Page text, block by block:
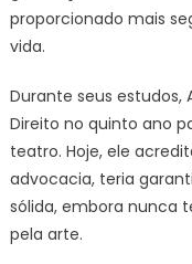
proporcionado mais
vida.
Durante seus estudos,
Direito no quinto ano
teatro. Hoje, ele
advocacia, teria
sólida, embora nunca
pela arte.